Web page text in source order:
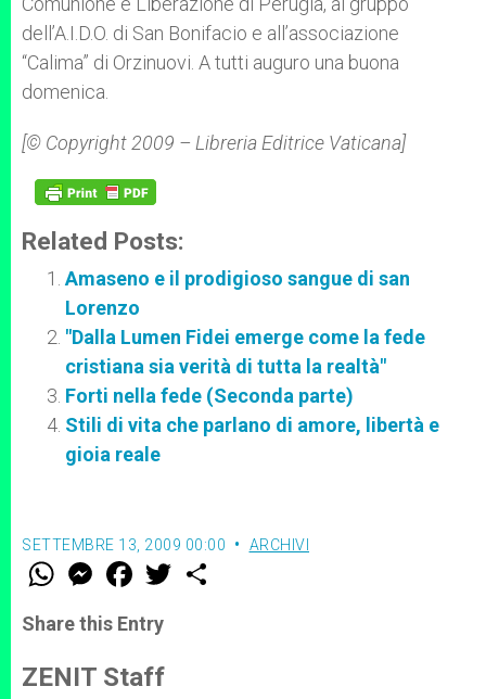
dell’A.I.D.O. di San Bonifacio e all’associazione
“Calima” di Orzinuovi. A tutti auguro una buona
domenica.
[© Copyright 2009 – Libreria Editrice Vaticana]
Related Posts:
Amaseno e il prodigioso sangue di san
Lorenzo
"Dalla Lumen Fidei emerge come la fede
cristiana sia verità di tutta la realtà"
Forti nella fede (Seconda parte)
Stili di vita che parlano di amore, libertà e
gioia reale
SETTEMBRE 13, 2009 00:00 ARCHIVI
W
t
s
p
p
M
e
s
e
g
e
F
a
e
b
o
k
w
Share this Entry
ZENIT Staff